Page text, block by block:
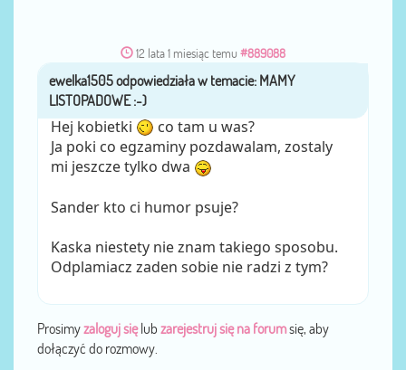
12 lata 1 miesiąc temu #889088
przezewelka1505
Hej kobietki
co tam u was?
Ja poki co egzaminy pozdawalam, zostaly
mi jeszcze tylko dwa
Sander kto ci humor psuje?
Kaska niestety nie znam takiego sposobu.
Odplamiacz zaden sobie nie radzi z tym?
Prosimyzaloguj sięlub zarejestruj się na forumsię, aby
dołączyć do rozmowy.